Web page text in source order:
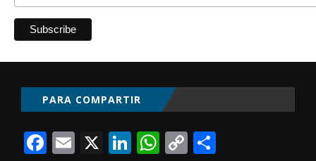
PARA COMPARTIR
Facebook
Email
X LinkedIn
WhatsApp
Copy